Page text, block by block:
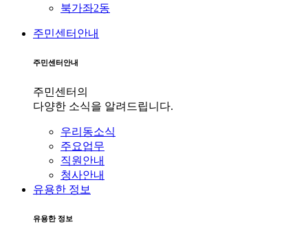
북가좌2동
주민센터안내
주민센터안내
주민센터의
다양한 소식을 알려드립니다.
우리동소식
주요업무
직원안내
청사안내
유용한 정보
유용한 정보